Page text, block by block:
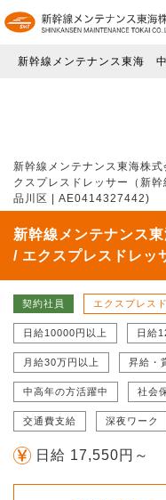
新幹線メンテナンス東海
新幹線メンテナンス東海株
クスプレスドレッサー（新
品川区 | AE0414327442)
新幹線メンテナンス
/ エクスプレスドレッ
契約社員 エクスプレス
日給10000円以上 日給
月給30万円以上 昇給・
中高年の方活躍中 社会
交通費支給 深夜ワーク
日給 17,550円～